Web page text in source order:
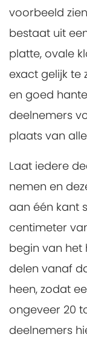
voorbeeld
bestaat uit
platte, ovale
exact gelijk te
en goed
deelnemers
plaats van
Laat iedere
nemen en
aan één kant
centimeter
begin van het
delen vanaf
heen, zodat
ongeveer 20
deelnemers